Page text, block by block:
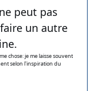
peut pas
un autre
chose: je me laisse souvent
selon l'inspiration du